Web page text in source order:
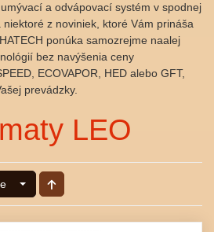
a odvápovací systém v spodnej
z noviniek, ktoré Vám prináša
ponúka samozrejme naalej
bez navýšenia ceny
ECOVAPOR, HED alebo GFT,
prevádzky.
LEO